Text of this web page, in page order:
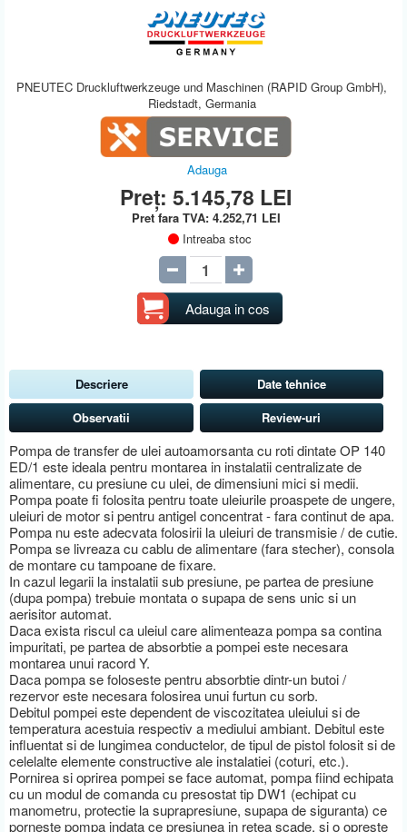
PNEUTEC Druckluftwerkzeuge und Maschinen (RAPID Group GmbH),
Riedstadt, Germania
Adauga
Preț:5.145,78 LEI
Pret fara TVA: 4.252,71 LEI
Intreaba stoc
Adauga in cos
Descriere
Pompa de transfer de ulei autoamorsanta cu roti dintate OP 140
ED/1 este ideala pentru montarea in instalatii centralizate de
alimentare, cu presiune cu ulei, de dimensiuni mici si medii.
Pompa poate fi folosita pentru toate uleiurile proaspete de ungere,
uleiuri de motor si pentru antigel concentrat - fara continut de apa.
Pompa nu este adecvata folosirii la uleiuri de transmisie / de cutie.
Pompa se livreaza cu cablu de alimentare (fara stecher), consola
de montare cu tampoane de fixare.
In cazul legarii la instalatii sub presiune, pe partea de presiune
(dupa pompa) trebuie montata o supapa de sens unic si un
aerisitor automat.
Daca exista riscul ca uleiul care alimenteaza pompa sa contina
impuritati, pe partea de absorbtie a pompei este necesara
montarea unui racord Y.
Daca pompa se foloseste pentru absorbtie dintr-un butoi /
rezervor este necesara folosirea unui furtun cu sorb.
Debitul pompei este dependent de viscozitatea uleiului si de
temperatura acestuia respectiv a mediului ambiant. Debitul este
influentat si de lungimea conductelor, de tipul de pistol folosit si de
celelalte elemente constructive ale instalatiei (coturi, etc.).
Pornirea si oprirea pompei se face automat, pompa fiind echipata
cu un modul de comanda cu presostat tip DW1 (echipat cu
manometru, protectie la suprapresiune, supapa de siguranta) ce
porneste pompa indata ce presiunea in retea scade, si o opreste
Date tehnice
Observatii
Review-uri